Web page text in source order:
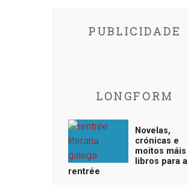
PUBLICIDADE
LONGFORM
Novelas,
crónicas e
moitos máis
libros para a
rentrée